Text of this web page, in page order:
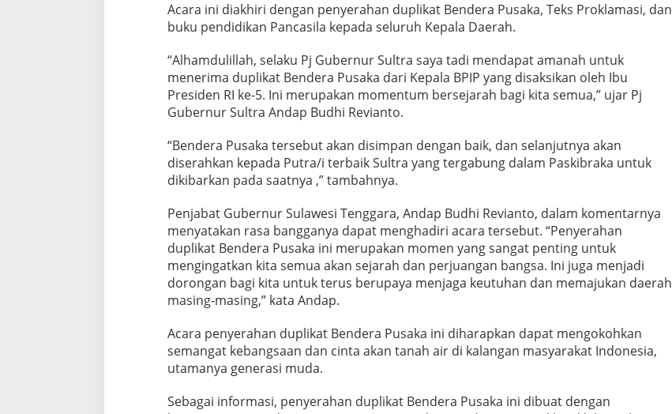
Acara ini diakhiri dengan penyerahan duplikat Bendera Pusaka, Teks Proklamasi, dan
buku pendidikan Pancasila kepada seluruh Kepala Daerah.
“Alhamdulillah, selaku Pj Gubernur Sultra saya tadi mendapat amanah untuk
menerima duplikat Bendera Pusaka dari Kepala BPIP yang disaksikan oleh Ibu
Presiden RI ke-5. Ini merupakan momentum bersejarah bagi kita semua,” ujar Pj
Gubernur Sultra Andap Budhi Revianto.
“Bendera Pusaka tersebut akan disimpan dengan baik, dan selanjutnya akan
diserahkan kepada Putra/i terbaik Sultra yang tergabung dalam Paskibraka untuk
dikibarkan pada saatnya ,” tambahnya.
Penjabat Gubernur Sulawesi Tenggara, Andap Budhi Revianto, dalam komentarnya
menyatakan rasa bangganya dapat menghadiri acara tersebut. “Penyerahan
duplikat Bendera Pusaka ini merupakan momen yang sangat penting untuk
mengingatkan kita semua akan sejarah dan perjuangan bangsa. Ini juga menjadi
dorongan bagi kita untuk terus berupaya menjaga keutuhan dan memajukan daerah
masing-masing,” kata Andap.
Acara penyerahan duplikat Bendera Pusaka ini diharapkan dapat mengokohkan
semangat kebangsaan dan cinta akan tanah air di kalangan masyarakat Indonesia,
utamanya generasi muda.
Sebagai informasi, penyerahan duplikat Bendera Pusaka ini dibuat dengan